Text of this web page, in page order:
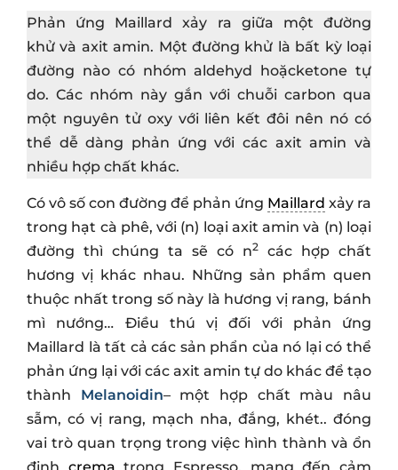
Phản ứng Maillard xảy ra giữa một đường
khử và axit amin. Một đường khử là bất kỳ loại
đường nào có nhóm aldehyd hoặcketone tự
do. Các nhóm này gắn với chuỗi carbon qua
một nguyên tử oxy với liên kết đôi nên nó có
thể dễ dàng phản ứng với các axit amin và
nhiều hợp chất khác.
Có vô số con đường để phản ứng Maillard xảy ra
trong hạt cà phê, với (n) loại axit amin và (n) loại
đường thì chúng ta sẽ có n2
các hợp chất
hương vị khác nhau. Những sản phẩm quen
thuộc nhất trong số này là hương vị rang, bánh
mì nướng… Điều thú vị đối với phản ứng
Maillard là tất cả các sản phẩn của nó lại có thể
phản ứng lại với các axit amin tự do khác để tạo
thành Melanoidin– một hợp chất màu nâu
sẫm, có vị rang, mạch nha, đắng, khét.. đóng
vai trò quan trọng trong việc hình thành và ổn